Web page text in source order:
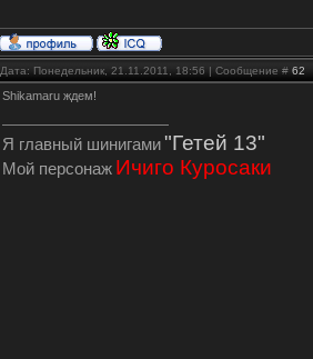
Дата: Понедельник, 21.11.2011, 18:56 | Сообщение # 62
Shikamaru ждем!
Я главный шинигами"Гетей 13"
Мой персонаж Ичиго Куросаки